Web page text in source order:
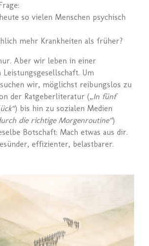
so vielen Menschen psychisch
mehr Krankheiten als früher?
Aber wir leben in einer
Um
wir, möglichst reibungslos zu
der Ratgeberliteratur („In fünf
) bis hin zu sozialen Medien
die richtige Morgenroutine“)
Botschaft: Mach etwas aus dir.
effizienter, belastbarer.